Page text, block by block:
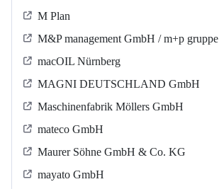
M Plan
M&P management GmbH / m+p gruppe
macOIL Nürnberg
MAGNI DEUTSCHLAND GmbH
Maschinenfabrik Möllers GmbH
mateco GmbH
Maurer Söhne GmbH & Co. KG
mayato GmbH